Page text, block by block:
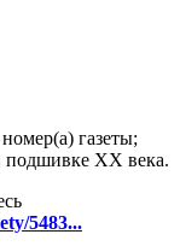
газеты;
подшивке ХХ века.
5483...